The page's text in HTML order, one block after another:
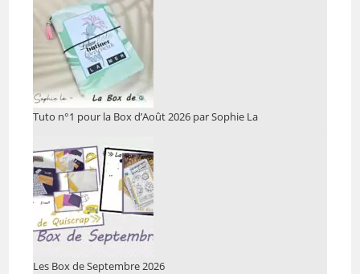
Tuto n°1 pour la Box d’Août 2026 par Sophie La
Les Box de Septembre 2026